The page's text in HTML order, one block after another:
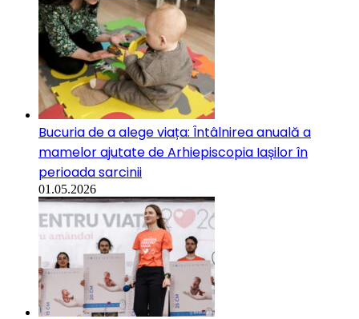
Bucuria de a alege viața: Întâlnirea anuală a
mamelor ajutate de Arhiepiscopia Iașilor în
perioada sarcinii
01.05.2026